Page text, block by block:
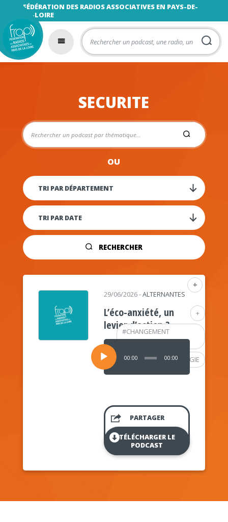
FÉDÉRATION DES RADIOS ASSOCIATIVES EN PAYS-DE-
LA-LOIRE
SECURITE
OU
RECHERCHER
+
+
#CHANGEMENT
CLIMATIQUE
#PSYCHOLOGIE
29/06/2026-ALTERNANTES
L’éco-anxiété, un
levier d’action ?
Lecteur
audio
00:00 00:00
PARTAGER
TÉLÉCHARGER LE
PODCAST